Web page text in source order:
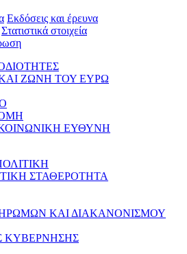
Εκδόσεις και έρευνα
Στατιστικά στοιχεία
ΖΩΝΗ ΤΟΥ ΕΥΡΩ
ΕΥΘΥΝΗ
ΣΤΑΘΕΡΟΤΗΤΑ
ΚΑΙ ΔΙΑΚΑΝΟΝΙΣΜΟΥ
ΚΥΒΕΡΝΗΣΗΣ